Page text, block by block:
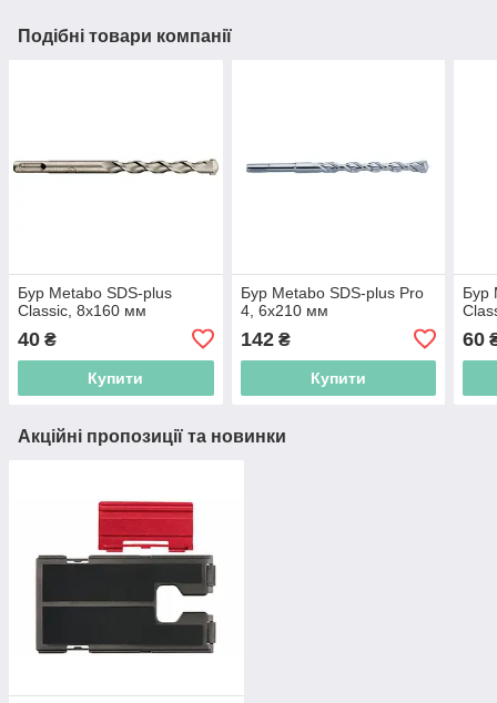
Подібні товари компанії
Бур Metabo SDS-plus
Classic, 8х160 мм
40 ₴
Купити
Бур Metabo SDS-plus Pro
4, 6х210 мм
142₴
Купити
Бур
60
Акційні пропозиції та новинки